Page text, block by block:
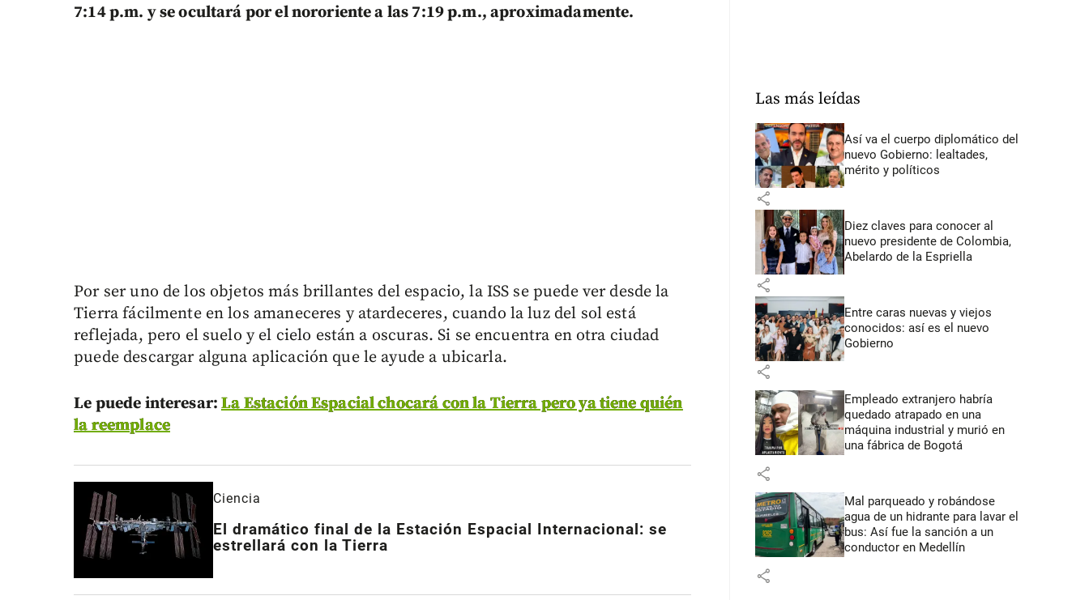
7:14 p.m. y se ocultará por el nororiente a las 7:19 p.m.,aproximadamente.
Por ser uno de los objetos más brillantes del espacio, la ISS se puede ver desde la
Tierra fácilmente en los amaneceres y atardeceres, cuando la luz del sol está
reflejada, pero el suelo y el cielo están a oscuras. Si se encuentra en otra ciudad
puede descargar alguna aplicación que le ayude a ubicarla.
Le puede interesar:La Estación Espacial chocará con la Tierra pero ya tiene quién
la reemplace
Ciencia
El dramático final de la Estación Espacial Internacional: se
estrellará con la Tierra
Las más leídas
Así va el cuerpo diplomático del
nuevo Gobierno: lealtades,
mérito y políticos
share
Diez claves para conocer al
nuevo presidente de Colombia,
Abelardo de la Espriella
share
Entre caras nuevas y viejos
conocidos: así es el nuevo
Gobierno
share
Empleado extranjero habría
quedado atrapado en una
máquina industrial y murió en
una fábrica de Bogotá
share
Mal parqueado y robándose
agua de un hidrante para lavar el
bus: Así fue la sanción a un
conductor en Medellín
share